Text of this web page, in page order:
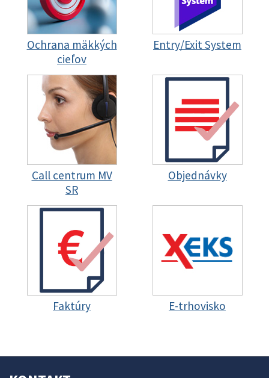
Ochrana mäkkých
cieľov
Entry/Exit System
Call centrum MV
SR
Objednávky
Faktúry E-trhovisko